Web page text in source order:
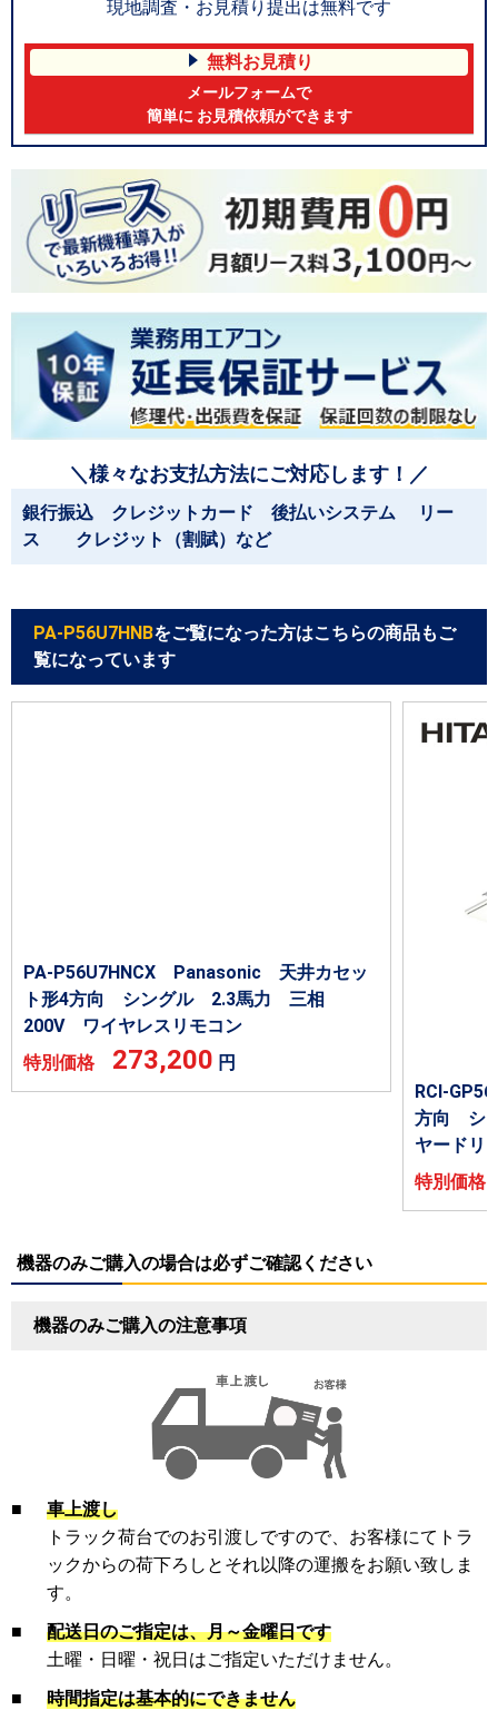
現地調査・お見積り提出は無料です
無料お見積り
メールフォームで
簡単に お見積依頼ができます
＼様々なお支払方法にご対応します！／
銀行振込 クレジットカード 後払いシステム リー
ス クレジット（割賦）など
PA-P56U7HNBをご覧になった方はこちらの商品もご
覧になっています
PA-P56U7HNCX Panasonic 天井カセッ
ト形4方向 シングル 2.3馬力 三相
200V ワイヤレスリモコン
特別価格 273,200 円
RCI-
方向 シ
ヤードリ
特別価
機器のみご購入の場合は必ずご確認ください
機器のみご購入の注意事項
■
車上渡し
トラック荷台でのお引渡しですので、お客様にてトラ
ックからの荷下ろしとそれ以降の運搬をお願い致しま
す。
■
配送日のご指定は、月～金曜日です
土曜・日曜・祝日はご指定いただけません。
■
時間指定は基本的にできません